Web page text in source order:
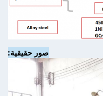
صور حقيقية: